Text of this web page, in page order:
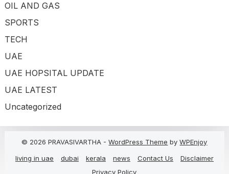
OIL AND GAS
SPORTS
TECH
UAE
UAE HOPSITAL UPDATE
UAE LATEST
Uncategorized
© 2026 PRAVASIVARTHA -WordPress Theme byWPEnjoy
living in uae
dubai kerala news Contact Us
Disclaimer
Privacy Policy